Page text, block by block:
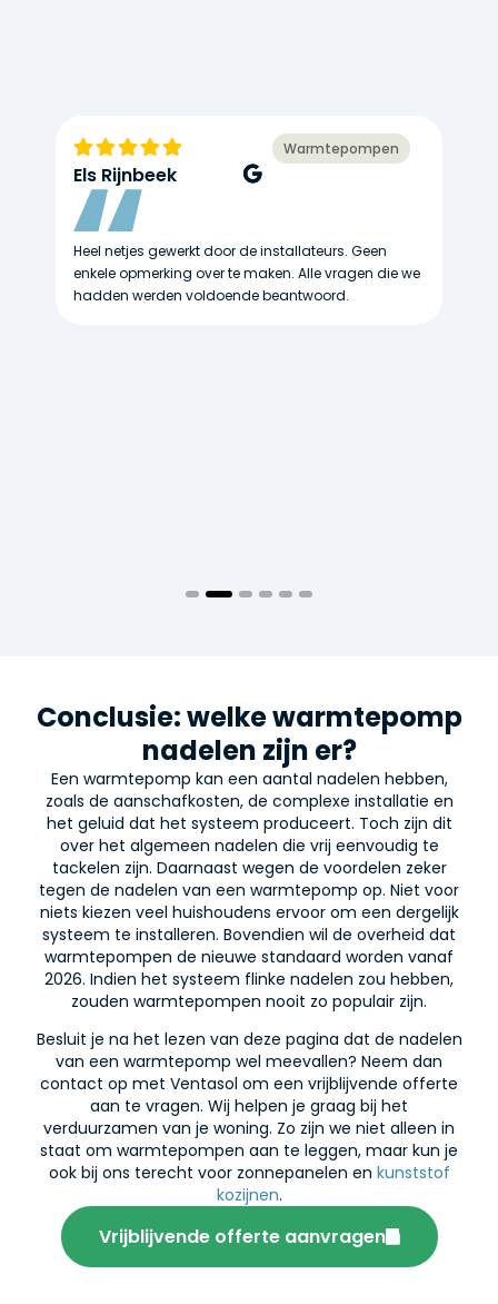
Els Rijnbeek
Warmtepompen
Heel netjes gewerkt door de installateurs. Geen
enkele opmerking over te maken. Alle vragen die we
hadden werden voldoende beantwoord.
Conclusie: welke warmtepomp
nadelen zijn er?
Een warmtepomp kan een aantal nadelen hebben,
zoals de aanschafkosten, de complexe installatie en
het geluid dat het systeem produceert. Toch zijn dit
over het algemeen nadelen die vrij eenvoudig te
tackelen zijn. Daarnaast wegen de voordelen zeker
tegen de nadelen van een warmtepomp op. Niet voor
niets kiezen veel huishoudens ervoor om een dergelijk
systeem te installeren. Bovendien wil de overheid dat
warmtepompen de nieuwe standaard worden vanaf
2026. Indien het systeem flinke nadelen zou hebben,
zouden warmtepompen nooit zo populair zijn.
Besluit je na het lezen van deze pagina dat de nadelen
van een warmtepomp wel meevallen? Neem dan
contact op met Ventasol om een vrijblijvende offerte
aan te vragen. Wij helpen je graag bij het
verduurzamen van je woning. Zo zijn we niet alleen in
staat om warmtepompen aan te leggen, maar kun je
ook bij ons terecht voor zonnepanelen en kunststof
kozijnen.
Vrijblijvende offerte aanvragen